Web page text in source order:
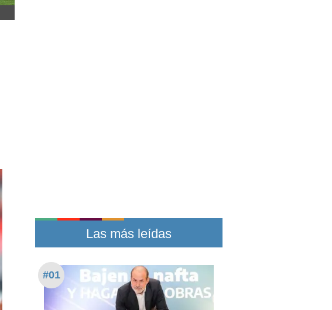
Las más leídas
#01